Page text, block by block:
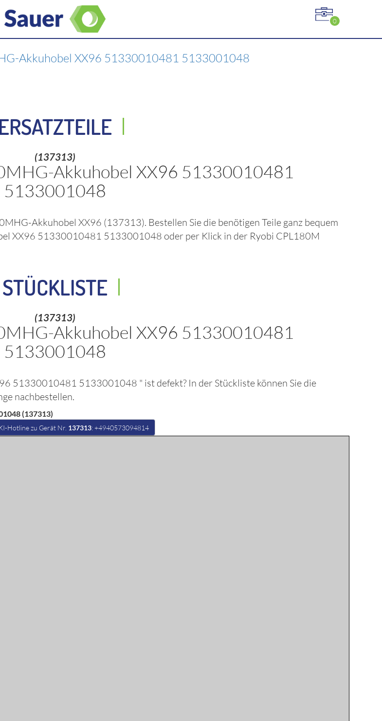
0
Akkuhobel XX96 51330010481 5133001048
ERSATZTEILE
(137313)
Akkuhobel XX96 51330010481
5133001048
Akkuhobel XX96 (137313). Bestellen Sie die benötigen Teile ganz bequem
XX96 51330010481 5133001048 oder per Klick in der Ryobi CPL180M
STÜCKLISTE
(137313)
Akkuhobel XX96 51330010481
5133001048
51330010481 5133001048 " ist defekt? In der Stückliste können Sie die
nachbestellen.
(137313)
Hotline zu Gerät Nr. 137313: +4940573094814